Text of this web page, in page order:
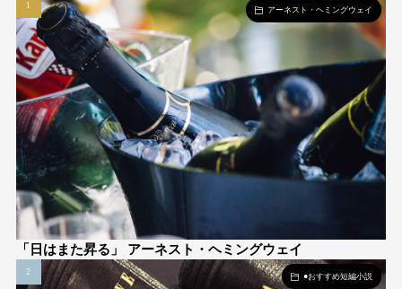
アーネスト・ヘミングウェイ
「日はまた昇る」 アーネスト・ヘミングウェイ
●おすすめ短編小説